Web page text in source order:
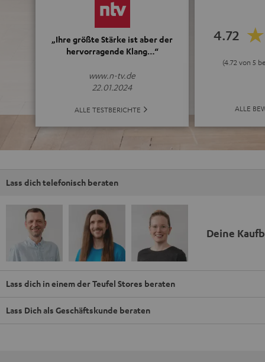
„Ihre größte Stärke ist aber der
hervorragende Klang…“
www.n-tv.de
22.01.2024
ALLE TESTBERICHTE
4.72
(4.72 von 5
ALLE
Lass dich telefonisch beraten
Deine
Lass dich in einem der Teufel Stores beraten
Lass Dich als Geschäftskunde beraten